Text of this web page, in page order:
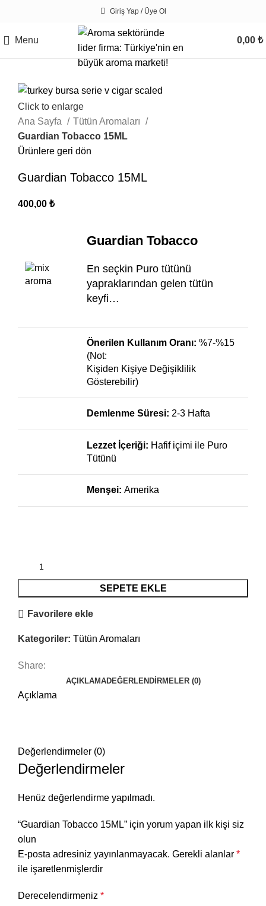
Giriş Yap / Üye Ol
Menu 0,00 ₺
Click to enlarge
Ana Sayfa
Tütün Aromaları
Guardian Tobacco 15ML
Ürünlere geri dön
Guardian Tobacco 15ML
400,00 ₺
Guardian Tobacco
En seçkin Puro tütünü
yapraklarından gelen tütün
keyfi…
Önerilen Kullanım Oranı: %7-%15
(Not:
Kişiden Kişiye Değişiklilik
Gösterebilir)
Demlenme Süresi: 2-3 Hafta
Lezzet İçeriği: Hafif içimi ile Puro
Tütünü
Menşei: Amerika
SEPETE EKLE
Favorilere ekle
Kategoriler: Tütün Aromaları
Share:
AÇIKLAMADEĞERLENDIRMELER (0)
Açıklama
Değerlendirmeler (0)
Değerlendirmeler
Henüz değerlendirme yapılmadı.
“Guardian Tobacco 15ML” için yorum yapan ilk kişi siz
olun
E-posta adresiniz yayınlanmayacak. Gerekli alanlar *
ile işaretlenmişlerdir
Derecelendirmeniz *